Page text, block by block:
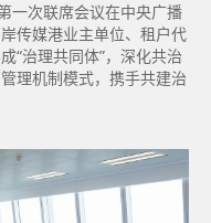
一次联席会议在中央广播
传媒港业主单位、租户代
“治理共同体”，深化共治
理机制模式，携手共建治